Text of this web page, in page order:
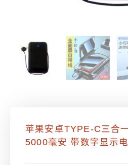
苹果安卓TYPE-C三合
5000毫安 带数字显示